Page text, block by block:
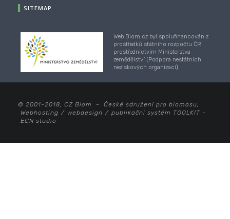
SITEMAP
Web Biom.cz byl spolufinancován z
prostředků státního rozpočtu ČR
prostřednictvím Ministerstva
zemědělství (Podpora nestátních
neziskových organizací).
© 2001-2018, CZ Biom - České sdružení pro biomasu,
Webhosting / webdesign / publikační systém TOOLKIT -
ECN studio